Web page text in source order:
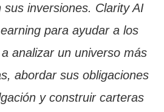
sus inversiones. Clarity AI
para ayudar a los
analizar un universo más
abordar sus obligaciones
y construir carteras